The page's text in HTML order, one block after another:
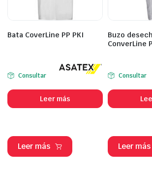
Bata CoverLine PP PKI
Consultar
Leer más
Leer más
Buzo
ConverLine
Consultar
Leer más